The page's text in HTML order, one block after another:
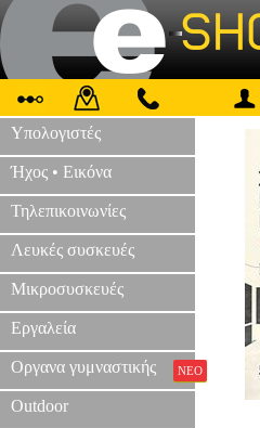
Υπολογιστές
Ήχος • Εικόνα
Τηλεπικοινωνίες
Λευκές συσκευές
Μικροσυσκευές
Εργαλεία
Οργανα γυμναστικής ΝΕΟ
Outdoor